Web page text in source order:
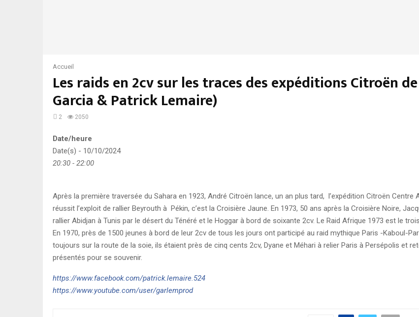
Accueil
Les raids en 2cv sur les traces des expéditions Citroën
Garcia & Patrick Lemaire)
2 2050
Date/heure
Date(s) - 10/10/2024
20:30 - 22:00
Après la première traversée du Sahara en 1923, André Citroën lance, un an plus tard, l’expédition Citroën Centre
réussit l’exploit de rallier Beyrouth à Pékin, c’est la Croisière Jaune. En 1973, 50 ans après la Croisière Noire,
rallier Abidjan à Tunis par le désert du Ténéré et le Hoggar à bord de soixante 2cv. Le Raid Afrique 1973 est le
En 1970, près de 1500 jeunes à bord de leur 2cv de tous les jours ont participé au raid mythique Paris -Kaboul-
toujours sur la route de la soie, ils étaient près de cinq cents 2cv, Dyane et Méhari à relier Paris à Persépolis et
présentés pour se souvenir.
https://www.facebook.com/patrick.lemaire.524
https://www.youtube.com/user/garlemprod